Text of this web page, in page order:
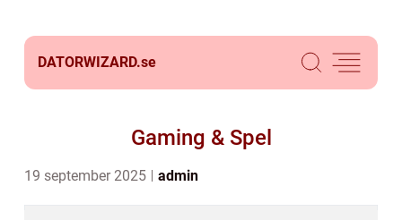
DATORWIZARD.se
Gaming & Spel
19 september 2025 admin